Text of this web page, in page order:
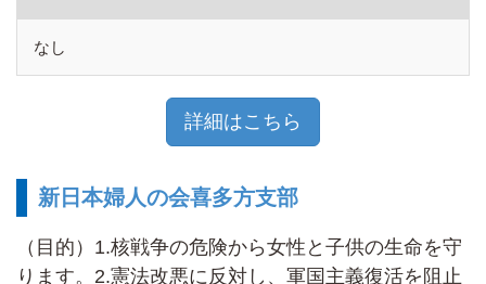
なし
詳細はこちら
新日本婦人の会喜多方支部
（目的）1.核戦争の危険から女性と子供の生命を守
ります。2.憲法改悪に反対し、軍国主義復活を阻止